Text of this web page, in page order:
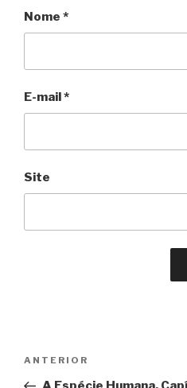
Nome *
E-mail*
Site
Anterior
ANTERIOR